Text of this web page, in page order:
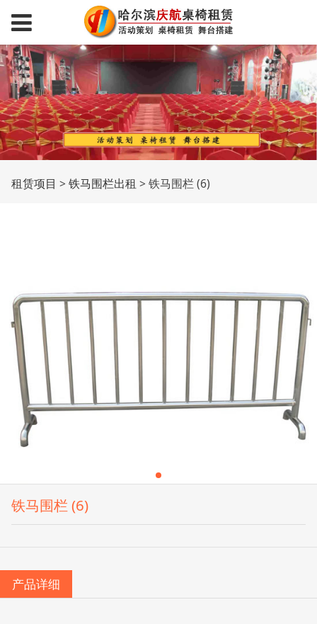
铁马围栏 (6)
租赁项目 >铁马围栏出租>铁马围栏 (6)
铁马围栏 (6)
产品详细